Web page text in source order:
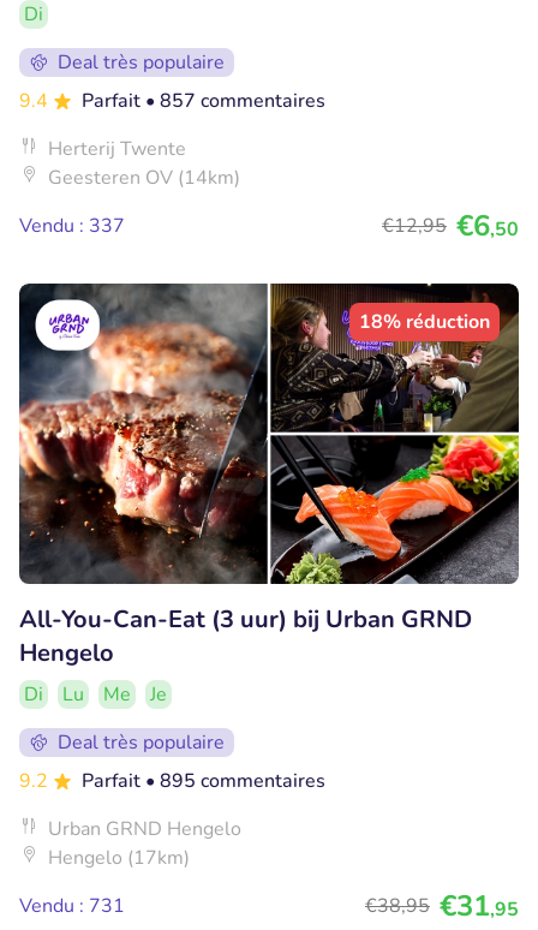
Di
Deal très populaire
9.4
Parfait • 857 commentaires
Herterij Twente
Geesteren OV (14km)
Vendu : 337
€12,95 €6,50
18% réduction
All-You-Can-Eat (3 uur) bij Urban GRND
Hengelo
Di Lu Me
Je
Deal très populaire
9.2
Parfait • 895 commentaires
Urban GRND Hengelo
Hengelo (17km)
Vendu : 731
€38,95 €31,95